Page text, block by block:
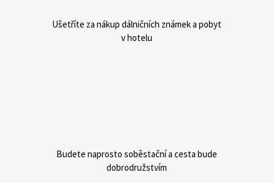
Ušetříte za nákup dálničních známek a pobyt
v hotelu
Budete naprosto soběstační a cesta bude
dobrodružstvím